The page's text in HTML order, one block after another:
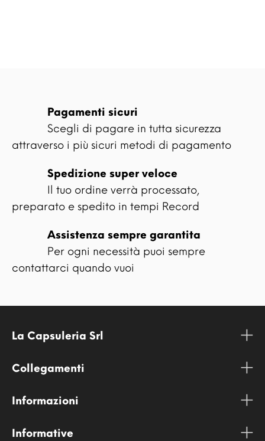
Pagamenti sicuri
Scegli di pagare in tutta sicurezza
attraverso i più sicuri metodi di pagamento
Spedizione super veloce
Il tuo ordine verrà processato,
preparato e spedito in tempi Record
Assistenza sempre garantita
Per ogni necessità puoi sempre
contattarci quando vuoi
La Capsuleria Srl
Collegamenti
Informazioni
Informative